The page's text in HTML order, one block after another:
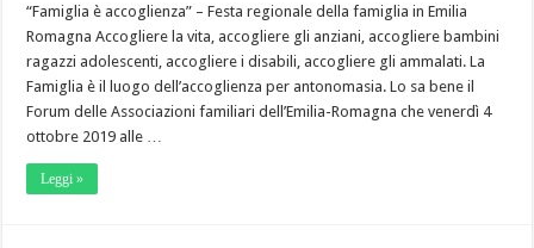
“Famiglia è accoglienza” – Festa regionale della famiglia in Emilia
Romagna Accogliere la vita, accogliere gli anziani, accogliere bambini
ragazzi adolescenti, accogliere i disabili, accogliere gli ammalati. La
Famiglia è il luogo dell’accoglienza per antonomasia. Lo sa bene il
Forum delle Associazioni familiari dell’Emilia-Romagna che venerdì 4
ottobre 2019 alle …
Leggi »